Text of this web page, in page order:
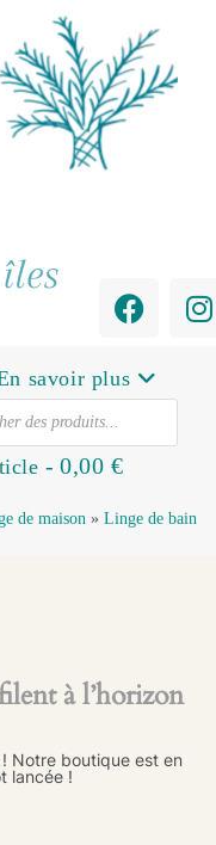
savoir plus
0,00 €
de maison » Linge de bain
à l’horizon
Notre boutique est en
lancée !